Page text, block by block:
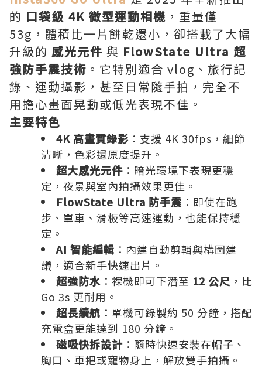
的 口袋級 4K 微型運動相機 ，重量僅
53g，體積比一片餅乾還小，卻搭載了大幅
升級的 感光元件 與 FlowState Ultra 超
強防手震技術 。它特別適合 vlog、旅行記
錄、運動攝影，甚至日常隨手拍，完全不
用擔心畫面晃動或低光表現不佳。
主要特色
4K 高畫質錄影 ：支援 4K 30fps，細節
清晰，色彩還原度提升。
超大感光元件 ：暗光環境下表現更穩
定，夜景與室內拍攝效果更佳。
FlowState Ultra 防手震 ：即使在跑
步、單車、滑板等高速運動，也能保持穩
定。
AI 智能編輯 ：內建自動剪輯與構圖建
議，適合新手快速出片。
超強防水 ：裸機即可下潛至 12 公尺 ，比
Go 3s 更耐用。
超長續航 ：單機可錄製約 50 分鐘，搭配
充電盒更能達到 180 分鐘。
磁吸快拆設計 ：隨時快速安裝在帽子、
胸口、車把或寵物身上，解放雙手拍攝。